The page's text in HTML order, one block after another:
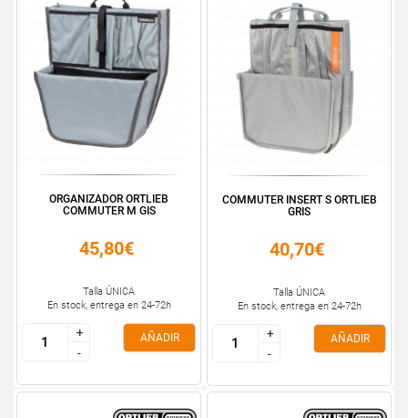
ORGANIZADOR ORTLIEB
COMMUTER M GIS
45,80€
Talla ÚNICA
En stock, entrega en 24-72h
+
-
+
-
AÑADIR
COMMUTER INSERT S ORTLIEB
GRIS
40,70€
Talla ÚNICA
En stock, entrega en 24-72h
+
-
+
-
AÑADIR